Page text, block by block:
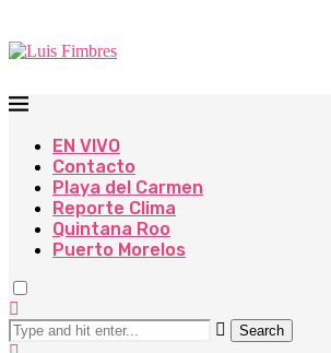
EN VIVO
Contacto
Playa del Carmen
Reporte Clima
Quintana Roo
Puerto Morelos
Search